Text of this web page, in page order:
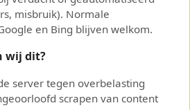
misbruik). Normale
en Bing blijven welkom.
wij dit?
server tegen overbelasting
scrapen van content